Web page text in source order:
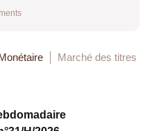
Marché des titres